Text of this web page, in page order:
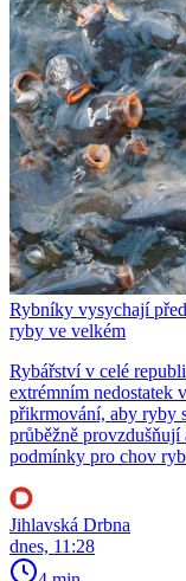
Rybníky vysychají
ryby ve velkém
Rybářství v celé
extrémním nedostatek
přikrmování, aby ryby
průběžně
podmínky pro chov
Jihlavská Drbna
dnes, 11:28